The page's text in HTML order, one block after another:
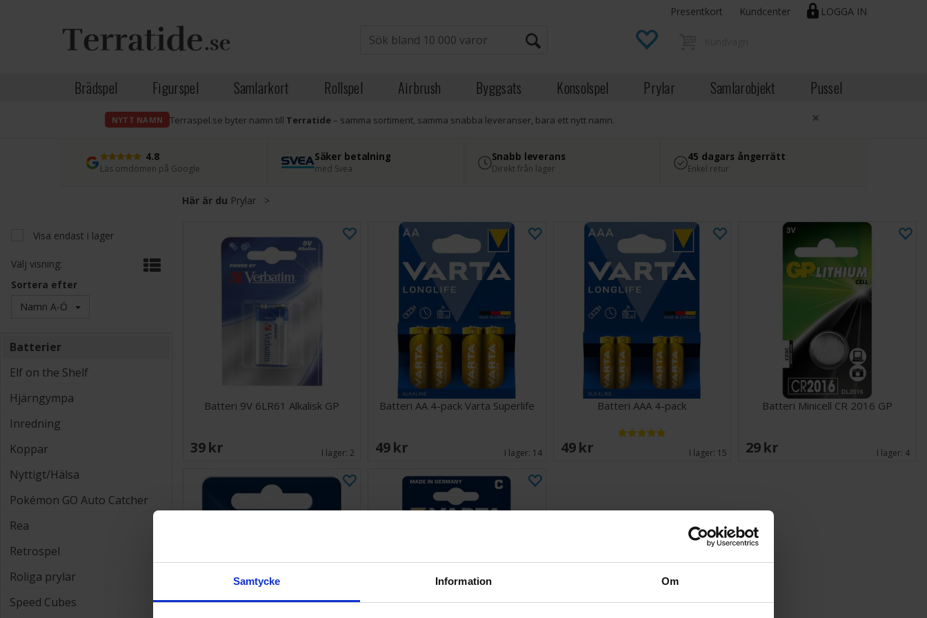
Samtycke Information Om
LOGGA IN
Presentkort Kundcenter
Brädspel Figurspel Samlarkort Rollspel Airbrush Byggsats Konsolspel Prylar Samlarobjekt Pussel
NYTT NAMN Terraspel.se byter namn till Terratide– samma sortiment, samma snabba leveranser, bara ett nytt namn. ×
4.8
Läs omdömen på Google
Säker betalning
med Svea
Snabb leverans
Direkt från lager
45 dagars ångerrätt
Enkel retur
Här är du Prylar >
Visa endast i lager
Välj visning:
Sortera efter
Namn A-Ö
Batterier
Elf on the Shelf
Hjärngympa
Inredning
Koppar
Nyttigt/Hälsa
Pokémon GO Auto Catcher
Rea
Retrospel
Roliga prylar
Speed Cubes
Batteri 9V 6LR61 Alkalisk GP
39 SEK I lager: 2
Batteri AA 4-pack Varta Superlife
49 SEK I lager: 14
Batteri AAA 4-pack
49 SEK I lager: 15
Batteri Minicell CR 2016 GP
29 SEK I lager: 4